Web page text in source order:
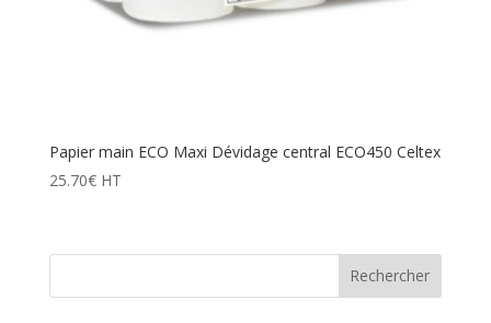
Papier main ECO Maxi Dévidage central ECO450 Celtex
25.70€ HT
Rechercher